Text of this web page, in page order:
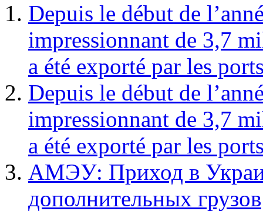
Depuis le début de
impressionnant de 3,7
a été exporté par les
Depuis le début de
impressionnant de 3,7
a été exporté par les
АМЭУ: Приход в
дополнительных грузов